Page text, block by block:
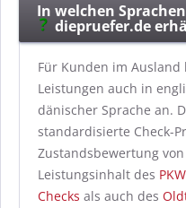
In welchen
diepruefer.de
Für Kunden im
Leistungen auch in
dänischer Sprache an.
standardisierte Check-
Zustandsbewertung von
Leistungsinhalt des
Checks als auch des